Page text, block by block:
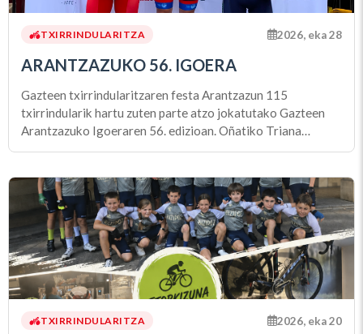
TXIRRINDULARITZA 2026, eka 28
ARANTZAZUKO 56. IGOERA
Gazteen txirrindularitzaren festa Arantzazun 115
txirrindularik hartu zuten parte atzo jokatutako Gazteen
Arantzazuko Igoeraren 56. edizioan. Oñatiko Triana
auzotik abiatu eta 70 kilometroko ibilbidea osatu ondoren,
helmugan. Haitz Zunzuneg
TXIRRINDULARITZA 2026, eka 20